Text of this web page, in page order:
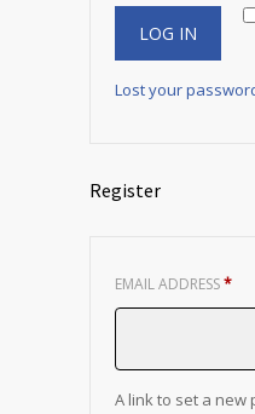
Lost your
Register
EMAIL ADDRESS*
A link to set a